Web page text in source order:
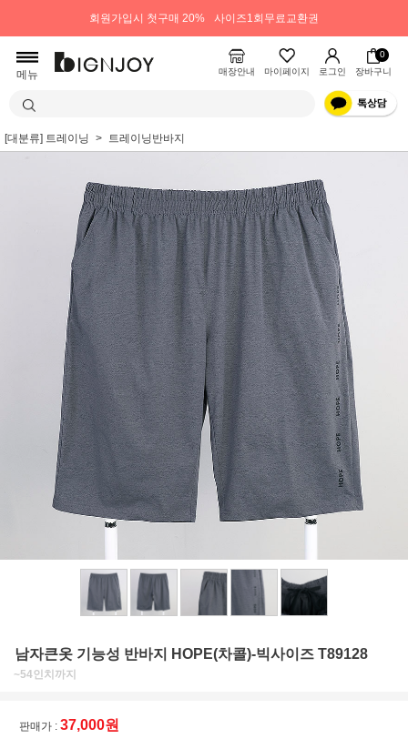
회원가입시 첫구매 20% 사이즈1회무료교환권
메뉴 매장안내 마이페이지 로그인
0
장바구니
[대분류] 트레이닝 트레이닝반바지
남자큰옷 기능성 반바지 HOPE(차콜)-빅사이즈 T89128
~54인치까지
판매가 : 37,000원